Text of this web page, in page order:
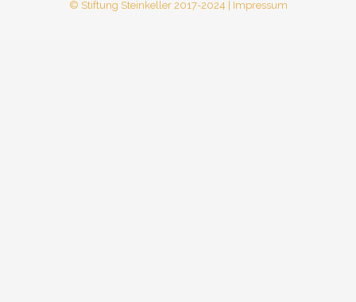
© Stiftung Steinkeller 2017-2024 | Impressum